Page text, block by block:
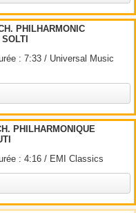
PHILHARMONIC
: 7:33 / Universal Music
PHILHARMONIQUE
: 4:16 / EMI Classics